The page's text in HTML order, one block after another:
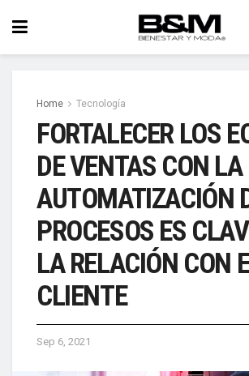
Home Tecnología
FORTALECER LOS
DE VENTAS CON LA
AUTOMATIZACIÓN
PROCESOS ES
LA RELACIÓN CON
CLIENTE
Sep 6, 2021